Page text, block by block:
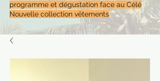
programme et dégustation face au Célé
Nouvelle collection vêtements